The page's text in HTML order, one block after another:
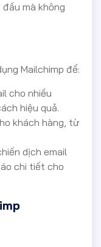
mà không
Mailchimp để:
cho nhiều
hiệu quả.
khách hàng, từ
dịch email
chi tiết cho